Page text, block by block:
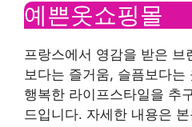
예쁜옷쇼핑몰
프랑스에서 영감을 받은
보다는 즐거움, 슬픔보다는
행복한 라이프스타일을 추
드입니다. 자세한 내용은